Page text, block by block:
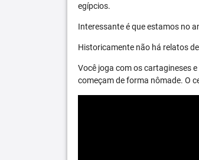
egípcios.
Interessante é que estamos no
Historicamente não há relatos
Você joga com os cartagineses
começam de forma nômade. O